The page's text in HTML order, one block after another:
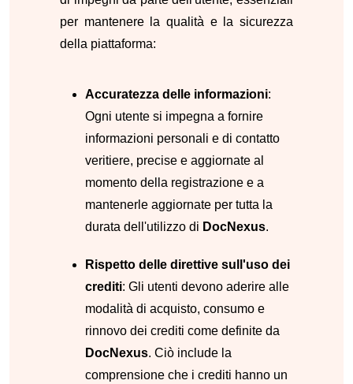
per mantenere la qualità e la sicurezza
della piattaforma:
Accuratezza delle informazioni:
Ogni utente si impegna a fornire
informazioni personali e di contatto
veritiere, precise e aggiornate al
momento della registrazione e a
mantenerle aggiornate per tutta la
durata dell'utilizzo di DocNexus.
Rispetto delle direttive sull'uso dei
crediti: Gli utenti devono aderire alle
modalità di acquisto, consumo e
rinnovo dei crediti come definite da
DocNexus. Ciò include la
comprensione che i crediti hanno un